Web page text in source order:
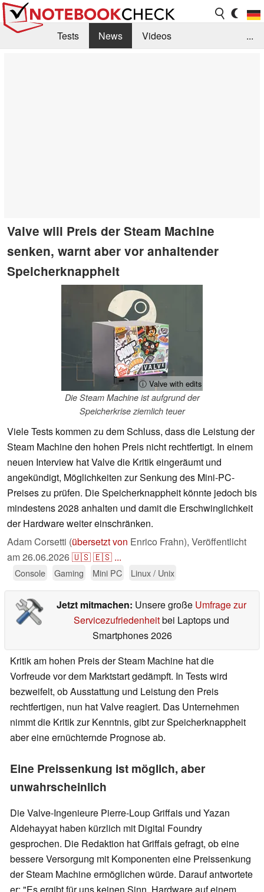
Tests News
Videos
...
Valve will Preis der Steam Machine
senken, warnt aber vor anhaltender
Speicherknappheit
ⓘ Valve with edits
Die Steam Machine ist aufgrund der
Speicherkrise ziemlich teuer
Viele Tests kommen zu dem Schluss, dass die Leistung der
Steam Machine den hohen Preis nicht rechtfertigt. In einem
neuen Interview hat Valve die Kritik eingeräumt und
angekündigt, Möglichkeiten zur Senkung des Mini-PC-
Preises zu prüfen. Die Speicherknappheit könnte jedoch bis
mindestens 2028 anhalten und damit die Erschwinglichkeit
der Hardware weiter einschränken.
Adam Corsetti (übersetzt von Enrico Frahn), Veröffentlicht
am26.06.2026🇺🇸🇪🇸 ...
Console Gaming Mini PC Linux / Unix
Jetzt mitmachen: Unsere große Umfrage zur
Servicezufriedenheitbei Laptops und
Smartphones 2026
Kritik am hohen Preis der Steam Machine hat die
Vorfreude vor dem Marktstart gedämpft. In Tests wird
bezweifelt, ob Ausstattung und Leistung den Preis
rechtfertigen, nun hat Valve reagiert. Das Unternehmen
nimmt die Kritik zur Kenntnis, gibt zur Speicherknappheit
aber eine ernüchternde Prognose ab.
Eine Preissenkung ist möglich, aber
unwahrscheinlich
Die Valve-Ingenieure Pierre-Loup Griffais und Yazan
Aldehayyat haben kürzlich mit Digital Foundry
gesprochen. Die Redaktion hat Griffais gefragt, ob eine
bessere Versorgung mit Komponenten eine Preissenkung
der Steam Machine ermöglichen würde. Darauf antwortete